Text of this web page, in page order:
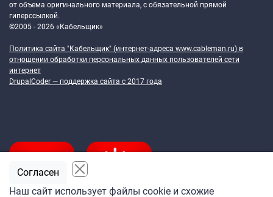
от объема оригинального материала, с обязательной прямой
гиперссылкой.
©2005 - 2026 «Кабельщик»
Политика сайта "Кабельщик" (интернет-адреса www.cableman.ru) в
отношении обработки персональных данных пользователей сети
интернет
DrupalCoder — поддержка сайта c 2017 года
Наш сайт использует файлы cookie и схожие
Согласен